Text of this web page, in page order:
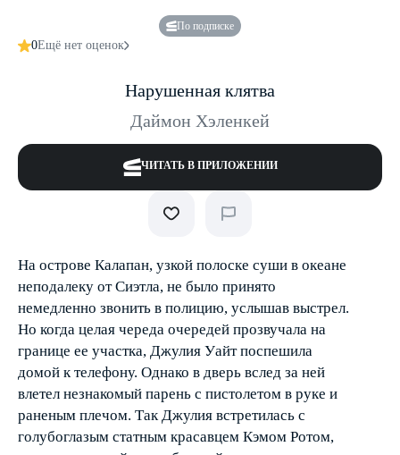
По подписке
0Ещё нет оценок
Нарушенная клятва
Даймон Хэленкей
ЧИТАТЬ В ПРИЛОЖЕНИИ
На острове Калапан, узкой полоске суши в океане
неподалеку от Сиэтла, не было принято
немедленно звонить в полицию, услышав выстрел.
Но когда целая череда очередей прозвучала на
границе ее участка, Джулия Уайт поспешила
домой к телефону. Однако в дверь вслед за ней
влетел незнакомый парень с пистолетом в руке и
раненым плечом. Так Джулия встретилась с
голубоглазым статным красавцем Кэмом Ротом,